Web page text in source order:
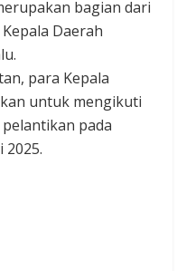
bagian dari
Daerah
para Kepala
untuk mengikuti
pada
2025.